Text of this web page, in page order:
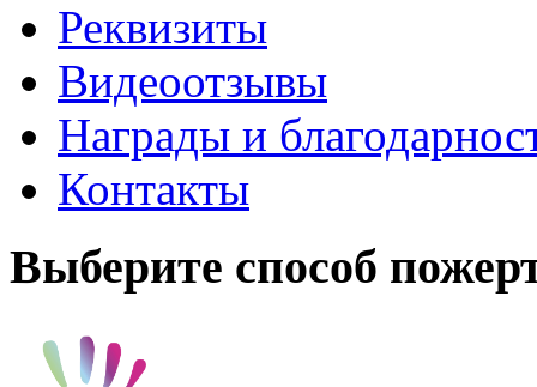
Реквизиты
Видеоотзывы
Награды и
Контакты
Выберите способ